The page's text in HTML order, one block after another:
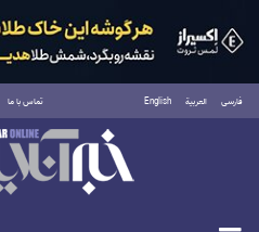
فارسی العربية English تماس با ما
یکشنبه ۱۸ مرداد ۱۴۰۵